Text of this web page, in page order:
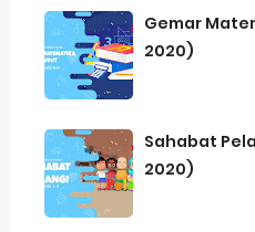
Gemar
2020)
Sahabat
2020)